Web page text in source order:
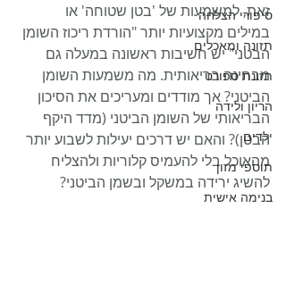
סיפורי הצלחה
תזונה ומאכלים
תזונת ספורט
הריון ולידה
ילדים
תוספי מזון
בנימה אישית
זאת, למשמעות של 'בטן שטוחה' או
במילים מקצועיות יותר "הורדת ריכוז השומן
הבטני" יש חשיבות ראשונה במעלה גם
מבחינה בריאותית. מה משמעות השומן
הביטני? אך מודדים ומעריכים את הסיכון
הבריאותי של השומן הביטני (מדד היקף
הבטן)? והאם יש דרכים יעילות לשבוע יותר
מהאוכל בלי להעמיס קלוריות ולהצליח
להשיג ירידה במשקל ובשמן הביטני?